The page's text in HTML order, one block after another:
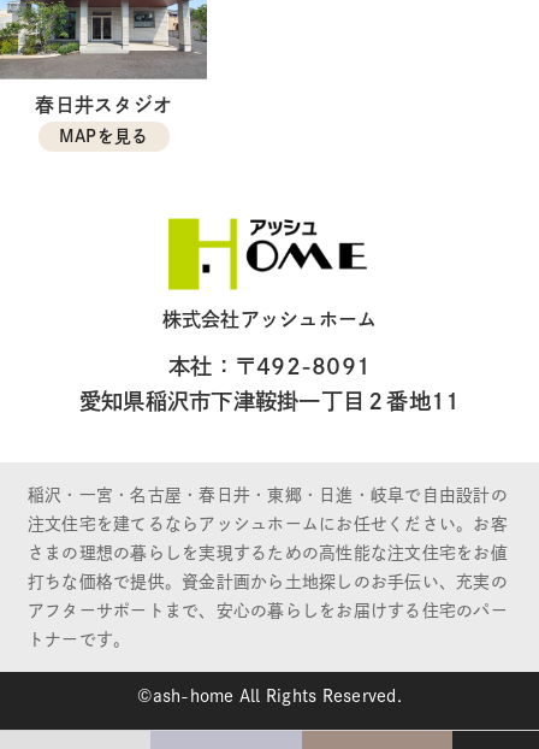
春日井スタジオ
MAPを見る
株式会社アッシュホーム
本社：〒492-8091
愛知県稲沢市下津鞍掛一丁目２番地11
稲沢・一宮・名古屋・春日井・東郷・日進・岐阜で自由設計の
注文住宅を建てるならアッシュホームにお任せください。お客
さまの理想の暮らしを実現するための高性能な注文住宅をお値
打ちな価格で提供。資金計画から土地探しのお手伝い、充実の
アフターサポートまで、安心の暮らしをお届けする住宅のパー
トナーです。
©ash-home All Rights Reserved.